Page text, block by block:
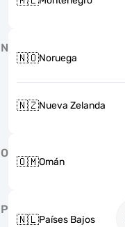
N
🇳🇴Noruega
🇳🇿Nueva Zelanda
O
🇴🇲Omán
P
🇳🇱Países Bajos